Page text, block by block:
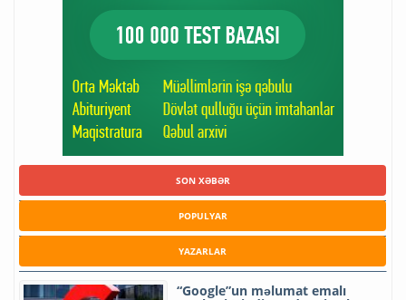
SON XƏBƏR
POPULYAR
YAZARLAR
“Google”un məlumat emalı